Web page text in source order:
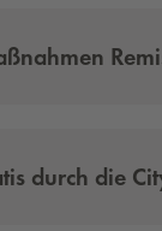
durch die